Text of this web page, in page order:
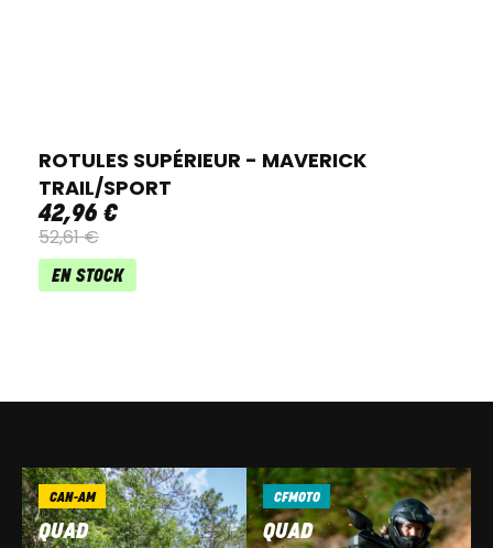
ROTULES SUPÉRIEUR - MAVERICK
TRAIL/SPORT
42,96 €
52,61€
EN STOCK
CAN-AM
QUAD
CFMOTO
QUAD